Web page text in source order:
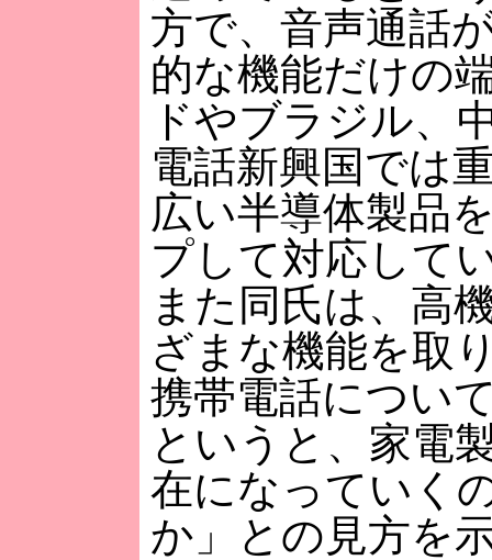
方で、音声通話
的な機能だけの
ドやブラジル、
電話新興国では
広い半導体製品
プして対応して
また同氏は、高
ざまな機能を取
携帯電話につい
というと、家電
在になっていく
か」との見方を